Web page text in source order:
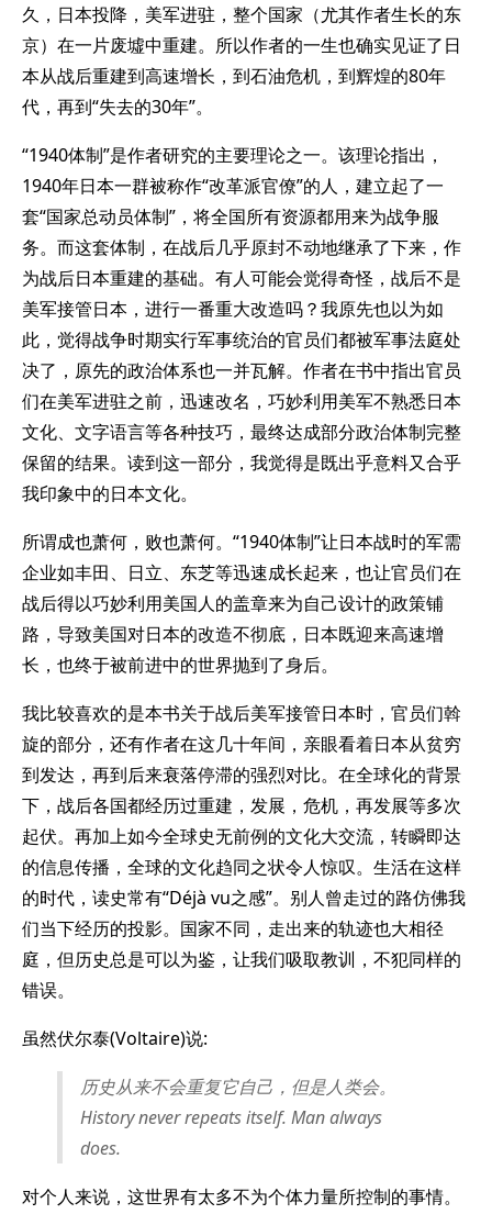
久，日本投降，美军进驻，整个国家（尤其作者生长的东
京）在一片废墟中重建。所以作者的一生也确实见证了日
本从战后重建到高速增长，到石油危机，到辉煌的80年
代，再到“失去的30年”。
“1940体制”是作者研究的主要理论之一。该理论指出，
1940年日本一群被称作“改革派官僚”的人，建立起了一
套“国家总动员体制”，将全国所有资源都用来为战争服
务。而这套体制，在战后几乎原封不动地继承了下来，作
为战后日本重建的基础。有人可能会觉得奇怪，战后不是
美军接管日本，进行一番重大改造吗？我原先也以为如
此，觉得战争时期实行军事统治的官员们都被军事法庭处
决了，原先的政治体系也一并瓦解。作者在书中指出官员
们在美军进驻之前，迅速改名，巧妙利用美军不熟悉日本
文化、文字语言等各种技巧，最终达成部分政治体制完整
保留的结果。读到这一部分，我觉得是既出乎意料又合乎
我印象中的日本文化。
所谓成也萧何，败也萧何。“1940体制”让日本战时的军需
企业如丰田、日立、东芝等迅速成长起来，也让官员们在
战后得以巧妙利用美国人的盖章来为自己设计的政策铺
路，导致美国对日本的改造不彻底，日本既迎来高速增
长，也终于被前进中的世界抛到了身后。
我比较喜欢的是本书关于战后美军接管日本时，官员们斡
旋的部分，还有作者在这几十年间，亲眼看着日本从贫穷
到发达，再到后来衰落停滞的强烈对比。在全球化的背景
下，战后各国都经历过重建，发展，危机，再发展等多次
起伏。再加上如今全球史无前例的文化大交流，转瞬即达
的信息传播，全球的文化趋同之状令人惊叹。生活在这样
的时代，读史常有“Déjà vu之感”。别人曾走过的路仿佛我
们当下经历的投影。国家不同，走出来的轨迹也大相径
庭，但历史总是可以为鉴，让我们吸取教训，不犯同样的
错误。
虽然伏尔泰(Voltaire)说:
历史从来不会重复它自己，但是人类会。
History never repeats itself. Man always
does.
对个人来说，这世界有太多不为个体力量所控制的事情。